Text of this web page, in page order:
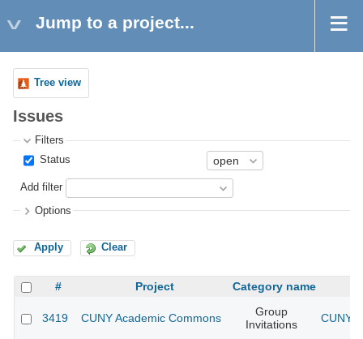
Jump to a project...
Tree view
Issues
Filters
Status
Add filter
Options
Apply Clear
# Project Category name
3419 CUNY Academic Commons
Group
Invitations
CUNY